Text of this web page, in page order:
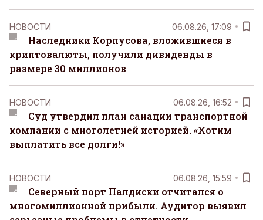
НОВОСТИ 06.08.26, 17:09
Наследники Корпусова, вложившиеся в
криптовалюты, получили дивиденды в
размере 30 миллионов
НОВОСТИ 06.08.26, 16:52
Суд утвердил план санации транспортной
компании с многолетней историей. «Хотим
выплатить все долги!»
НОВОСТИ 06.08.26, 15:59
Северный порт Палдиски отчитался о
многомиллионной прибыли. Аудитор выявил